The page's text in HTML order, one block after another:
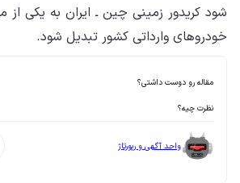
شود کریدور زمینی چین ـ ایران به یکی
خودروهای وارداتی کشور تبدیل شود.
مقاله رو دوست داشتی؟
نظرت چیه؟
واحد آگهی و رپورتاژ